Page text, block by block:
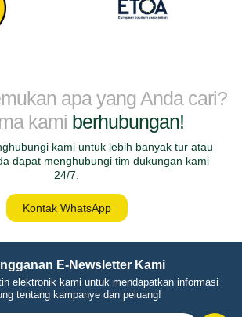
apa yang Anda cari?
kami berhubungan!
kami untuk lebih banyak tur atau
dapat menghubungi tim dukungan kami
24/7.
Kontak WhatsApp
E-Newsletter Kami
elektronik kami untuk mendapatkan informasi
tentang kampanye dan peluang!